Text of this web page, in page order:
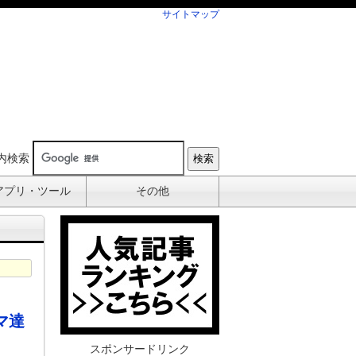
サイトマップ
検索
プリ・ツール その他
達
スポンサードリンク